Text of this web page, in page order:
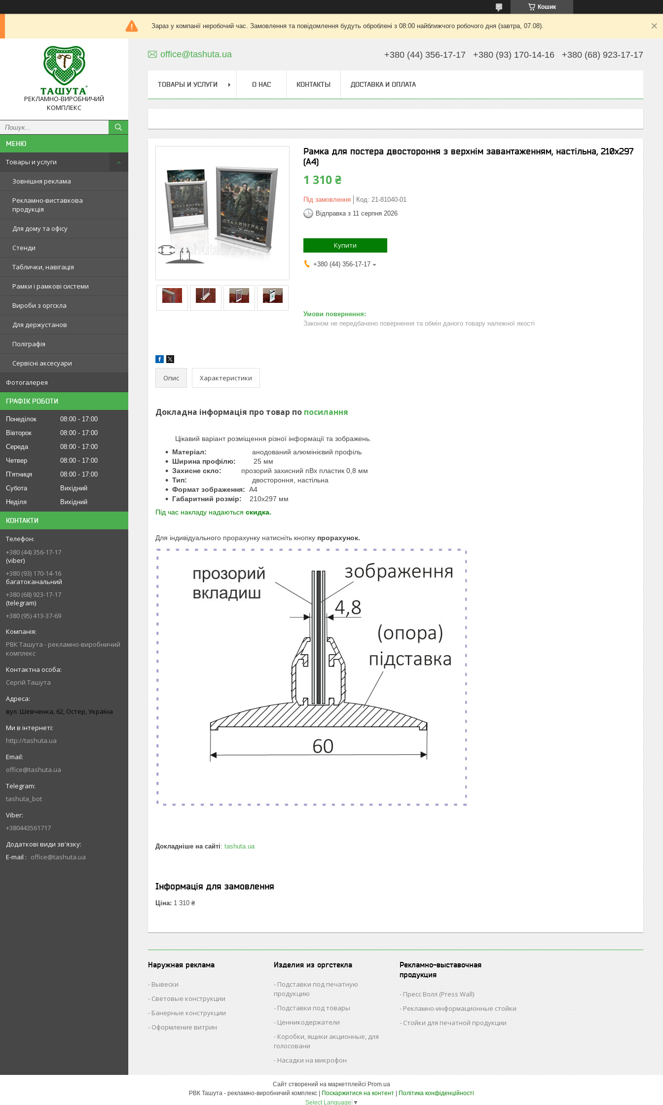
Кошик
Зараз у компанії неробочий час. Замовлення та повідомлення будуть оброблені з 08:00 найближчого робочого дня (завтра, 07.08).
РЕКЛАМНО-ВИРОБНИЧИЙ
КОМПЛЕКС
Товары и услуги
Зовнішня реклама
Рекламно-виставкова
продукція
Для дому та офісу
Стенди
Таблички, навігація
Рамки і рамкові системи
Вироби з оргскла
Для держустанов
Поліграфія
Сервісні аксесуари
Фотогалерея
ГРАФІК РОБОТИ
Понеділок 08:00
17:00
Вівторок
08:00
17:00
Середа
08:00
17:00
Четвер
08:00
17:00
Пʼятниця
08:00
17:00
Субота
Вихідний
Неділя
Вихідний
КОНТАКТИ
+380 (44) 356-17-17
(viber)
+380 (93) 170-14-16
багатоканальний
+380 (68) 923-17-17
(telegram)
+380 (95) 413-37-69
РВК Ташута - рекламно-виробничий
комплекс
Сергій Ташута
вул. Шевченка, 62, Остер, Україна
http://tashuta.ua
office@tashuta.ua
tashuta_bot
+380443561717
E-mail office@tashuta.ua
office@tashuta.ua +380 (44) 356-17-17 +380 (93) 170-14-16 +380 (68) 923-17-17
ТОВАРЫ И УСЛУГИ О НАС КОНТАКТЫ ДОСТАВКА И ОПЛАТА
Рамка для постера двостороння з верхнім завантаженням, настільна, 210х297
(А4)
1 310 ₴
Під замовлення Код: 21-81040-01
Відправка з 11 серпня 2026
Купити
+380 (44) 356-17-17
Законом не передбачено повернення та обмін даного товару належної якості
Опис Характеристики
Докладна інформація про товар по посилання
Цікавий варіант розміщення різної інформації та зображень.
Матеріал:
анодований алюмінієвий профіль
Ширина профілю:
25 мм
Захисне скло: прозорий захисний пВх пластик 0,8 мм
Тип: двостороння, настільна
Формат зображення: А4
Габаритний розмір: 210х297 мм
Під час накладу надаються скидка.
Для індивідуального прорахунку натисніть кнопку прорахунок.
Докладніше на сайті: tashuta.ua
Інформація для замовлення
Ціна: 1 310 ₴
Наружная реклама
Вывески
Световые конструкции
Банерные конструкции
Оформление витрин
Изделия из оргстекла
Подставки под печатную
продукцию
Подставки под товары
Ценникодержатели
Коробки, ящики акционные, для
голосовани
Насадки на микрофон
Рекламно-выставочная
продукция
Пресс Волл (Press Wall)
Рекламно-информационные стойки
Стойки для печатной продукции
Сайт створений на маркетплейсі Prom.ua
Поскаржитися на контент
Політика конфіденційності
Select Language ▼